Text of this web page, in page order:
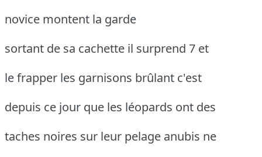
novice montent la garde
sortant de sa cachette il surprend 7 et
le frapper les garnisons brûlant c'est
depuis ce jour que les léopards ont des
taches noires sur leur pelage anubis ne